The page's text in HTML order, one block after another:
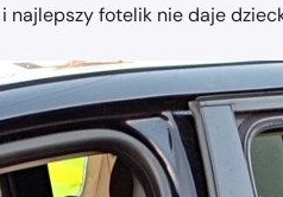
najlepszy fotelik nie daje